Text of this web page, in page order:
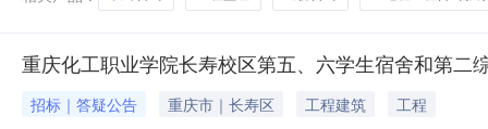
重庆化工职业学院长寿校区第五、六学生宿舍和第
招标｜答疑公告 重庆市｜长寿区 工程建筑
工程